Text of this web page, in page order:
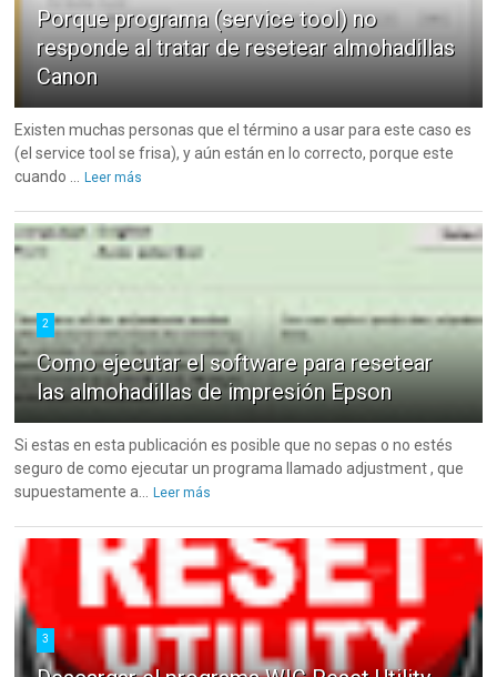
Porque programa (service tool) no
responde al tratar de resetear almohadillas
Canon
Existen muchas personas que el término a usar para este caso es
(el service tool se frisa), y aún están en lo correcto, porque este
cuando ...
Leer más
2
Como ejecutar el software para resetear
las almohadillas de impresión Epson
Si estas en esta publicación es posible que no sepas o no estés
seguro de como ejecutar un programa llamado adjustment , que
supuestamente a...
Leer más
3